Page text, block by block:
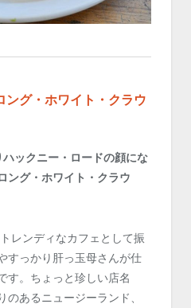
ング・ホワイト・クラウ
ックニー・ロードの顔にな
ング・ホワイト・クラウ
レンディなカフェとして振
すっかり肝っ玉母さんが仕
す。ちょっと珍しい店名
あるニュージーランド、